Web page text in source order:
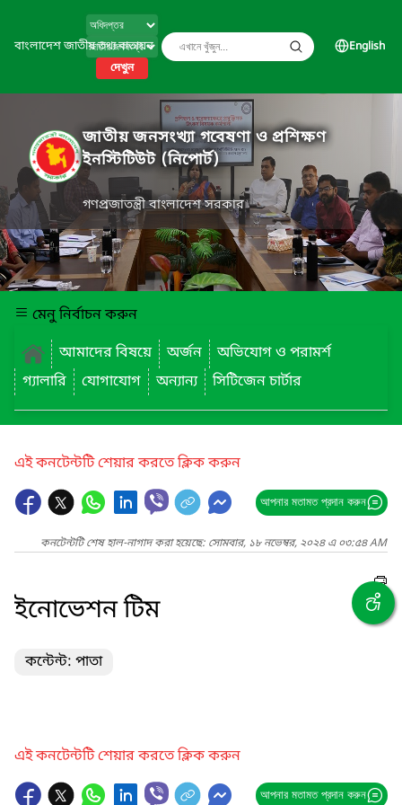
বাংলাদেশ জাতীয় তথ্য বাতায়ন
দেখুন
English
জাতীয় জনসংখ্যা গবেষণা ও প্রশিক্ষণ
ইনস্টিটিউট (নিপোর্ট)
গণপ্রজাতন্ত্রী বাংলাদেশ সরকার
মেনু নির্বাচন করুন
আমাদের বিষয়ে
অর্জন
অভিযোগ ও পরামর্শ
গ্যালারি
যোগাযোগ অন্যান্য সিটিজেন চার্টার
এই কনটেন্টটি শেয়ার করতে ক্লিক করুন
আপনার মতামত প্রদান করুন
কনটেন্টটি শেষ হাল-নাগাদ করা হয়েছে: সোমবার, ১৮ নভেম্বর, ২০২৪ এ ০৩:৫৪ AM
ইনোভেশন টিম
কন্টেন্ট: পাতা
এই কনটেন্টটি শেয়ার করতে ক্লিক করুন
আপনার মতামত প্রদান করুন